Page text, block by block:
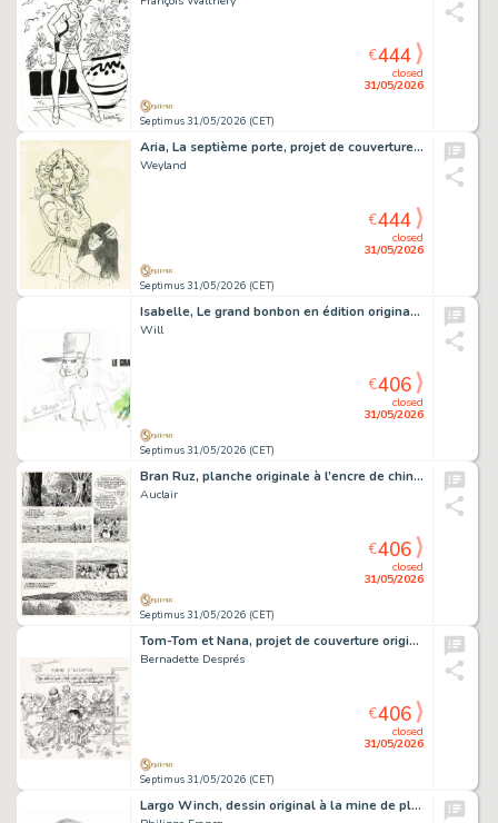
Septimus 31/05/2026 (CET)
closed
31/05/2026
€444
Aria, La septième porte, projet de couverture original à la mine de plomb sur calque pour cet album paru en 1983 au Lombard.
Weyland
Septimus 31/05/2026 (CET)
closed
31/05/2026
€444
Isabelle, Le grand bonbon en édition originale, agrémenté d’une dédicace. Proche de l’état neuf.
Will
Septimus 31/05/2026 (CET)
closed
31/05/2026
€406
Bran Ruz, planche originale à l’encre de chine pour cet album paru en 1981 chez Casterman.
Auclair
Septimus 31/05/2026 (CET)
closed
31/05/2026
€406
Tom-Tom et Nana, projet de couverture original à l’encre de chine sur calque.
Bernadette Després
Septimus 31/05/2026 (CET)
closed
31/05/2026
€406
Largo Winch, dessin original à la mine de plomb.